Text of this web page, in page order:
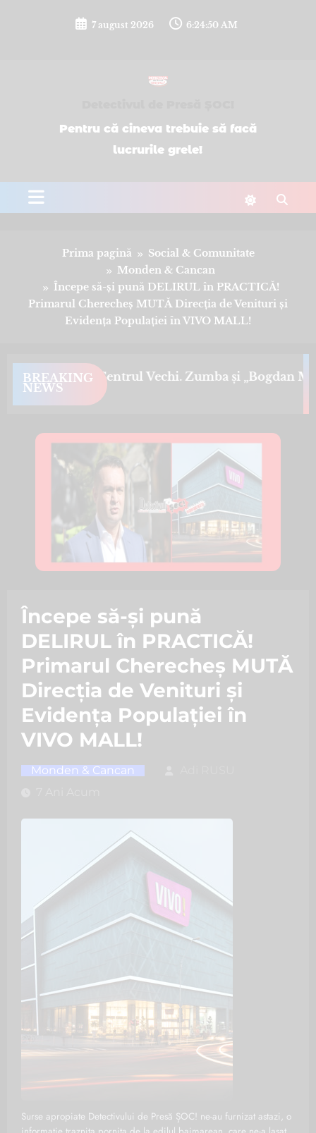
7 august 2026 6:24:50 AM
Pentru că cineva trebuie să facă
lucrurile grele!
Prima pagină
Social & Comunitate
Monden & Cancan
Începe să-și pună DELIRUL în PRACTICĂ!
Primarul Cherecheș MUTĂ Direcția de Venituri și
Evidența Populației în VIVO MALL!
BREAKING
NEWS
și muzică în Centrul Vechi. Zumba și „Bogdan
Începe să-și pună
DELIRUL în PRACTICĂ!
Primarul Cherecheș MUTĂ
Direcția de Venituri și
Evidența Populației în
VIVO MALL!
Monden & Cancan
Surse apropiate Detectivului de Presă ȘOC! ne-au furnizat astazi, o